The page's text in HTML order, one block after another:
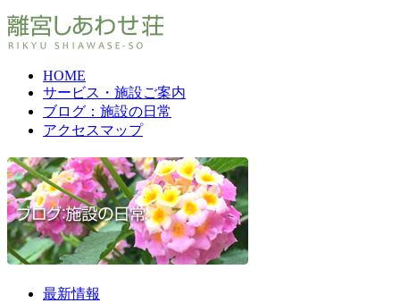
HOME
サービス・施設ご案内
ブログ：施設の日常
アクセスマップ
最新情報